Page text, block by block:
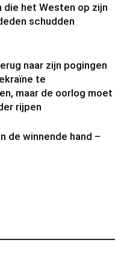
die het Westen op zijn
schudden
naar zijn pogingen
te
maar de oorlog moet
rijpen
de winnende hand –